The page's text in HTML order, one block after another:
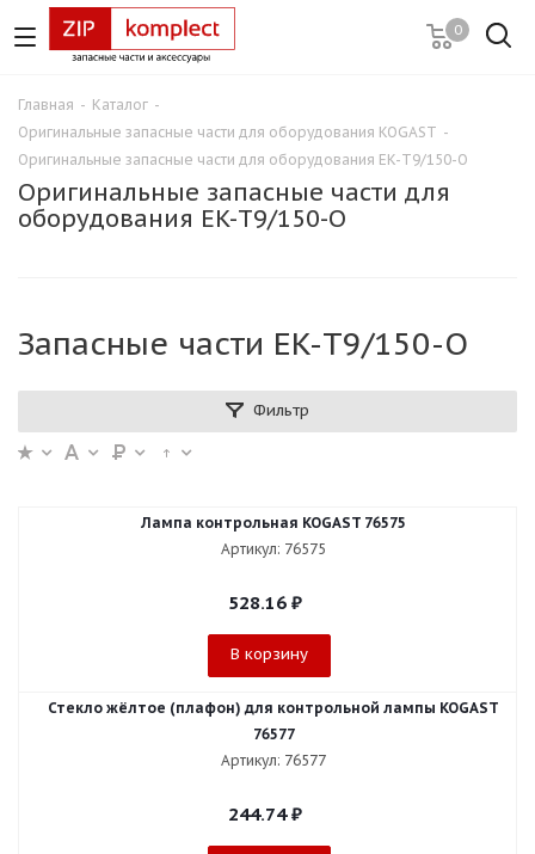
0
Главная - Каталог -
Оригинальные запасные части для оборудования KOGAST -
Оригинальные запасные части для оборудования EK-T9/150-O
Оригинальные запасные части для
оборудования EK-T9/150-O
Запасные части EK-T9/150-O
Фильтр
Лампа контрольная KOGAST 76575
Артикул: 76575
528.16₽
В корзину
Стекло жёлтое (плафон) для контрольной лампы KOGAST
76577
Артикул: 76577
244.74₽